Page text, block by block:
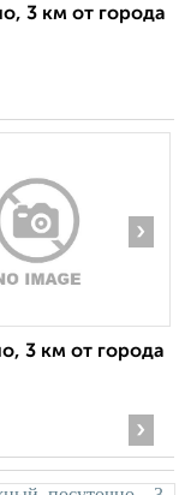
3 км от города
›
3 км от города
›